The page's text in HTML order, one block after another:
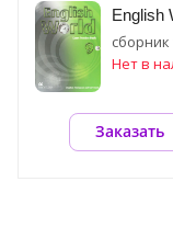
English
сборник
Нет в
Заказать